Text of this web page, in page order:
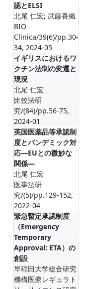
認とELSI
北尾 仁宏; 武藤香織
BIO
Clinica/39(6)/pp.30-
34, 2024-05
イギリスにおけるワ
クチン法制の変遷と
現況
北尾 仁宏
比較法研
究/(84)/pp.56-75,
2024-01
英国医薬品等承認制
度とパンデミック対
応―EUとの微妙な
関係―
北尾 仁宏
医事法研
究/(5)/pp.129-152,
2022-04
緊急暫定承認制度
（Emergency
Temporary
Approval: ETA）の
創設
早稲田大学総合研究
機構医療レギュラト